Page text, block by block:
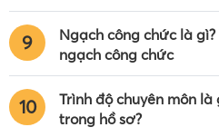
9
Ngạch công chức là
ngạch công chức
10
Trình độ chuyên môn
trong hồ sơ?